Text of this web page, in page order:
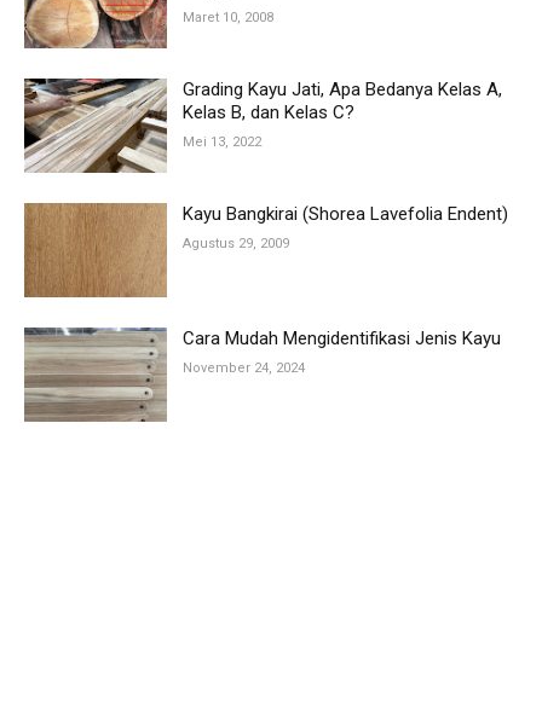
Maret 10, 2008
Grading Kayu Jati, Apa Bedanya Kelas A,
Kelas B, dan Kelas C?
Mei 13, 2022
Kayu Bangkirai (Shorea Lavefolia Endent)
Agustus 29, 2009
Cara Mudah Mengidentifikasi Jenis Kayu
November 24, 2024